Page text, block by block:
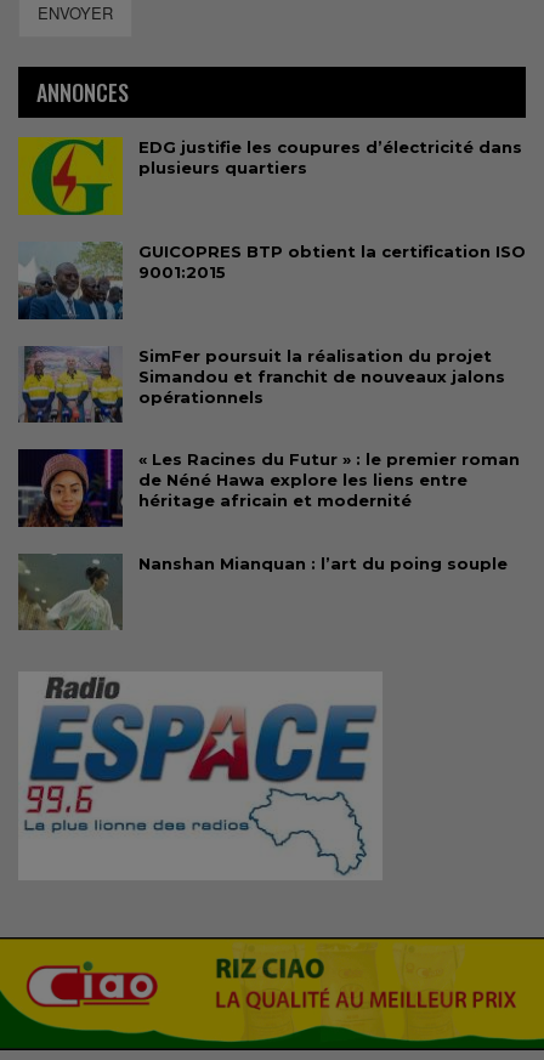
ENVOYER
ANNONCES
EDG justifie les coupures d’électricité dans
plusieurs quartiers
GUICOPRES BTP obtient la certification ISO
9001:2015
SimFer poursuit la réalisation du projet
Simandou et franchit de nouveaux jalons
opérationnels
« Les Racines du Futur » : le premier roman
de Néné Hawa explore les liens entre
héritage africain et modernité
Nanshan Mianquan : l’art du poing souple